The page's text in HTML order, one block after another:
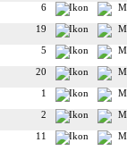
6
19
5
20
1
2
11